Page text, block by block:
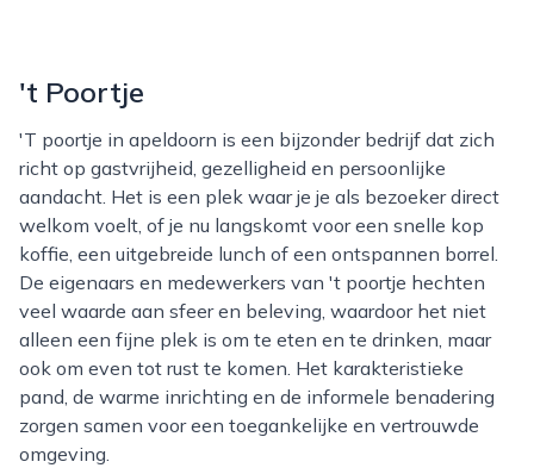
't Poortje
't poortje in apeldoorn is een bijzonder bedrijf dat zich
richt op gastvrijheid, gezelligheid en persoonlijke
aandacht. Het is een plek waar je je als bezoeker direct
welkom voelt, of je nu langskomt voor een snelle kop
koffie, een uitgebreide lunch of een ontspannen borrel.
De eigenaars en medewerkers van 't poortje hechten
veel waarde aan sfeer en beleving, waardoor het niet
alleen een fijne plek is om te eten en te drinken, maar
ook om even tot rust te komen. Het karakteristieke
pand, de warme inrichting en de informele benadering
zorgen samen voor een toegankelijke en vertrouwde
omgeving.